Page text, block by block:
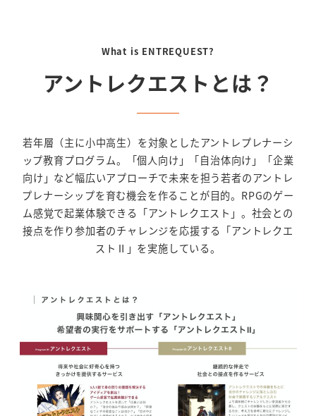
What is ENTREQUEST?
アントレクエストとは？
若年層（主に小中高生）を対象としたアントレプレナーシ
ップ教育プログラム。「個人向け」「自治体向け」「企業
向け」など幅広いアプローチで未来を担う若者のアントレ
プレナーシップを育む機会を作ることが目的。RPGのゲー
ム感覚で起業体験できる「アントレクエスト」。社会との
接点を作り参加者のチャレンジを応援する「アントレクエ
ストⅡ」を実施している。